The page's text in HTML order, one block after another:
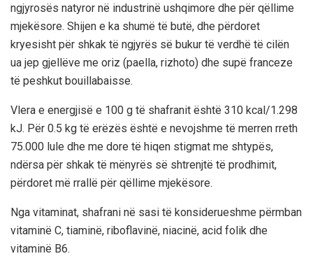
ngjyrosës natyror në industrinë ushqimore dhe për qëllime
mjekësore. Shijen e ka shumë të butë, dhe përdoret
kryesisht për shkak të ngjyrës së bukur të verdhë të cilën
ua jep gjellëve me oriz (paella, rizhoto) dhe supë franceze
të peshkut bouillabaisse.
Vlera e energjisë e 100 g të shafranit është 310 kcal/1.298
kJ. Për 0.5 kg të erëzës është e nevojshme të merren rreth
75.000 lule dhe me dore të hiqen stigmat me shtypës,
ndërsa për shkak të mënyrës së shtrenjtë të prodhimit,
përdoret më rrallë për qëllime mjekësore.
Nga vitaminat, shafrani në sasi të konsiderueshme përmban
vitaminë C, tiaminë, riboflavinë, niacinë, acid folik dhe
vitaminë B6.